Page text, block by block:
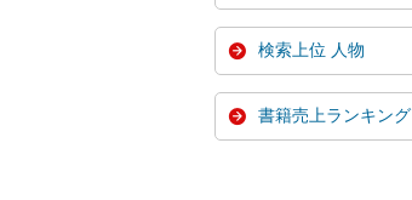
検索上位 人物
書籍売上ランキング